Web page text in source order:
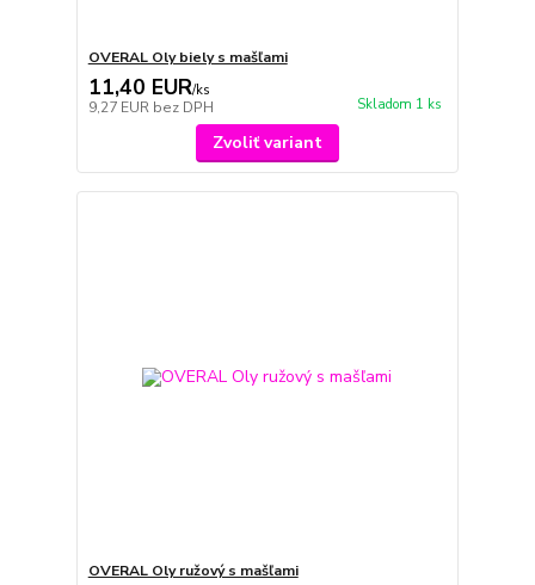
OVERAL Oly biely s mašľami
11,40 EUR/ks
9,27 EUR bez DPH Skladom 1 ks
Zvoliť variant
OVERAL Oly ružový s mašľami